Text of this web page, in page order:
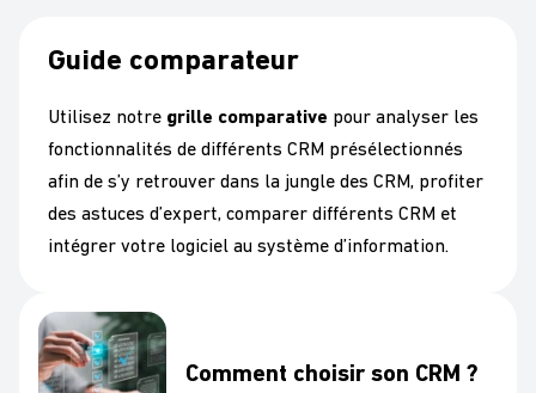
Guide comparateur
Utilisez notre grille comparative pour analyser les
fonctionnalités de différents CRM présélectionnés
afin de s’y retrouver dans la jungle des CRM, profiter
des astuces d’expert, comparer différents CRM et
intégrer votre logiciel au système d’information.
Comment choisir son CRM ?